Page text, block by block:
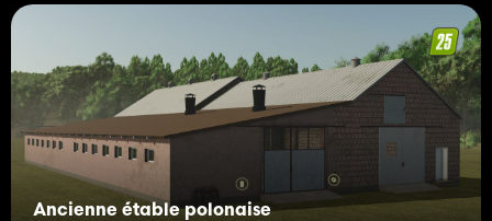
Ancienne étable polonaise